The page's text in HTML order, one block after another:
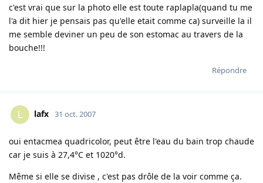
c'est vrai que sur la photo elle est toute raplapla(quand tu me
l'a dit hier je pensais pas qu'elle etait comme ca) surveille la il
me semble deviner un peu de son estomac au travers de la
bouche!!!
Répondre
L lafx 31 oct. 2007
oui entacmea quadricolor, peut être l'eau du bain trop chaude
car je suis à 27,4°C et 1020°d.
Même si elle se divise , c'est pas drôle de la voir comme ça.